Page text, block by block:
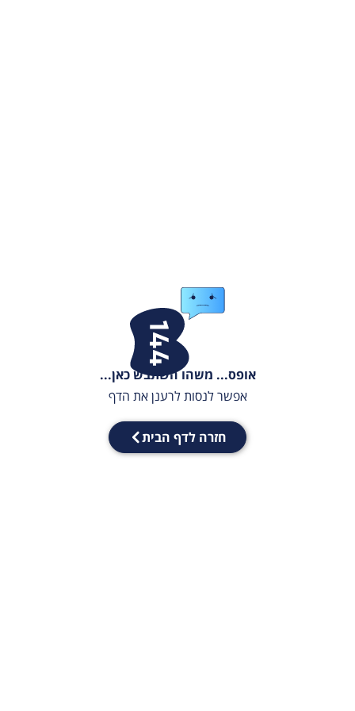
אופס... משהו השתבש כאן...
אפשר לנסות לרענן את הדף
חזרה לדף הבית